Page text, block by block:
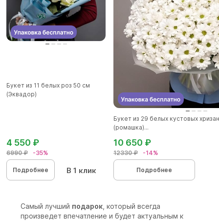
Букет из 11 белых роз 50 см
(Эквадор)
6990 ₽ -35%
4 550 ₽
Подробнее В 1 клик
Букет из 29 белых кустовых
(ромашка)...
12330 ₽ -14%
10 650 ₽
Подробнее
Самый лучший подарок, который всегда
произведет впечатление и будет актуальным к